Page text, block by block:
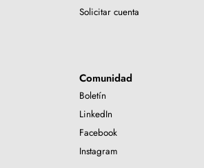
Solicitar cuenta
Comunidad
Boletín
LinkedIn
Facebook
Instagram